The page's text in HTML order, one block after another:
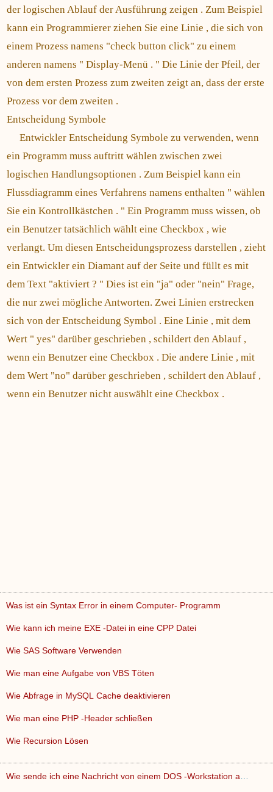
der logischen Ablauf der Ausführung zeigen . Zum Beispiel
kann ein Programmierer ziehen Sie eine Linie , die sich von
einem Prozess namens "check button click" zu einem
anderen namens " Display-Menü . " Die Linie der Pfeil, der
von dem ersten Prozess zum zweiten zeigt an, dass der erste
Prozess vor dem zweiten .
Entscheidung Symbole
Entwickler Entscheidung Symbole zu verwenden, wenn
ein Programm muss auftritt wählen zwischen zwei
logischen Handlungsoptionen . Zum Beispiel kann ein
Flussdiagramm eines Verfahrens namens enthalten " wählen
Sie ein Kontrollkästchen . " Ein Programm muss wissen, ob
ein Benutzer tatsächlich wählt eine Checkbox , wie
verlangt. Um diesen Entscheidungsprozess darstellen , zieht
ein Entwickler ein Diamant auf der Seite und füllt es mit
dem Text "aktiviert ? " Dies ist ein "ja" oder "nein" Frage,
die nur zwei mögliche Antworten. Zwei Linien erstrecken
sich von der Entscheidung Symbol . Eine Linie , mit dem
Wert " yes" darüber geschrieben , schildert den Ablauf ,
wenn ein Benutzer eine Checkbox . Die andere Linie , mit
dem Wert "no" darüber geschrieben , schildert den Ablauf ,
wenn ein Benutzer nicht auswählt eine Checkbox .
Was ist ein Syntax Error in einem Computer- Programm
Wie kann ich meine EXE -Datei in eine CPP Datei
Wie SAS Software Verwenden
Wie man eine Aufgabe von VBS Töten
Wie Abfrage in MySQL Cache deaktivieren
Wie man eine PHP -Header schließen
Wie Recursion Lösen